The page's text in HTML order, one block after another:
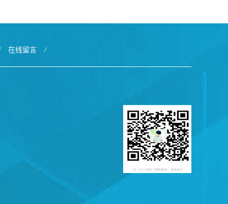
在线留言 /